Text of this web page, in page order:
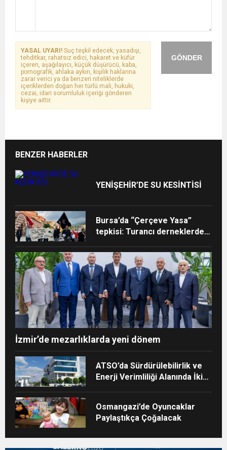
GÖNDER
YASAL UYARI! Suç teşkil edecek, yasadışı,
tehditkar, rahatsız edici, hakaret ve küfür
içeren, aşağılayıcı, küçük düşürücü, kaba,
pornografik, ahlaka aykırı, kişilik haklarına
zarar verici ya da benzeri niteliklerde
içeriklerden doğan her türlü mali, hukuki,
cezai, idari sorumluluk içeriği gönderen
kişiye aittir.
BENZER HABERLER
YENİŞEHİR’DE SU KESİNTİSİ
Bursa’da “Çerçeve Yasa”
tepkisi: Turancı derneklerden
mesaj
İzmir’de mezarlıklarda yeni dönem
ATSO’da Sürdürülebilirlik ve
Enerji Verimliliği Alanında İki
Osmangazi’de Oyuncaklar
Paylaştıkça Çoğalacak